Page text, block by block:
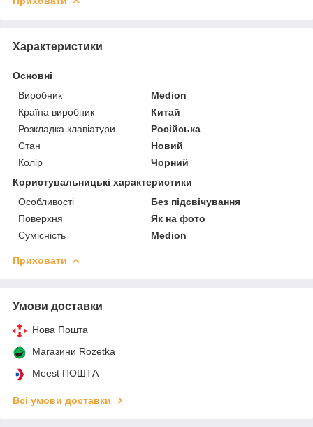
Характеристики
Основні
Виробник
Medion
Країна виробник
Китай
Розкладка клавіатури
Російська
Стан
Новий
Колір
Чорний
Користувальницькі характеристики
Особливості
Без підсвічування
Поверхня
Як на фото
Сумісність
Medion
Приховати
Умови доставки
Нова Пошта
Магазини Rozetka
Meest ПОШТА
Всі умови доставки